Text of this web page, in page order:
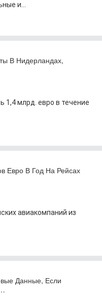
и...
В Нидерландах,
1,4 млрд. евро в течение
Евро В Год На Рейсах
авиакомпаний из
Данные, Если